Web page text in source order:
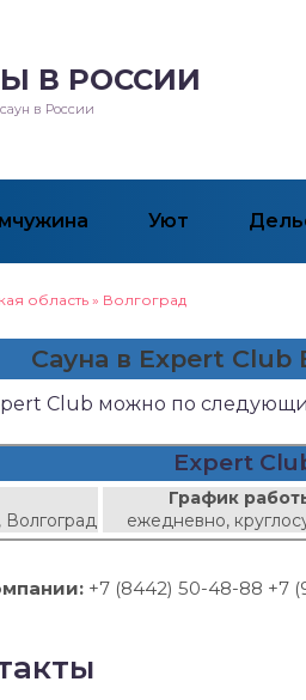
В РОССИИ
в России
Уют
область» Волгоград
Сауна в Expert Club
Club можно по
Expert
График
ежедневно,
+7 (8442) 50-48-88 +7